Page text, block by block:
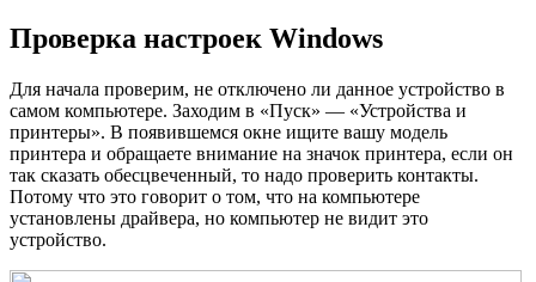
Проверка настроек Windows
Для начала проверим, не отключено ли данное устройство в
самом компьютере. Заходим в «Пуск» — «Устройства и
принтеры». В появившемся окне ищите вашу модель
принтера и обращаете внимание на значок принтера, если он
так сказать обесцвеченный, то надо проверить контакты.
Потому что это говорит о том, что на компьютере
установлены драйвера, но компьютер не видит это
устройство.